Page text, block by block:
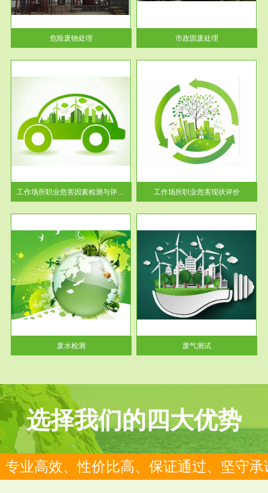
危险废物处理
废物处理业务包括市政废物的处
理处...
市政固废处理
工作场所职业危害因素检测与评价...
服务范围
工作场所职业危害现状评价
【现状评价意义】：具体因素---
-通过质谱分析等多种手段明确
工作场...
工作场所职业危害现状评价
废水检测
服务范围
废气测试
检测范围工业废气检测包括有机
废气和无机废气。有机废气主要
包括...
废气测试
选择我们的四大优势
专业高效、性价比高、保证通过、坚守承